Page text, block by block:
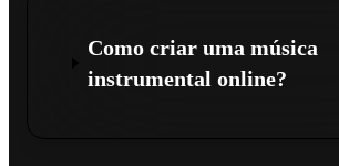
Como criar uma música
instrumental online?